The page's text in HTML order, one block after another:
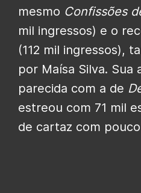
mesmo Confissões
mil ingressos) e o
(112 mil ingressos),
por Maísa Silva. Sua
parecida com a de
estreou com 71 mil
de cartaz com